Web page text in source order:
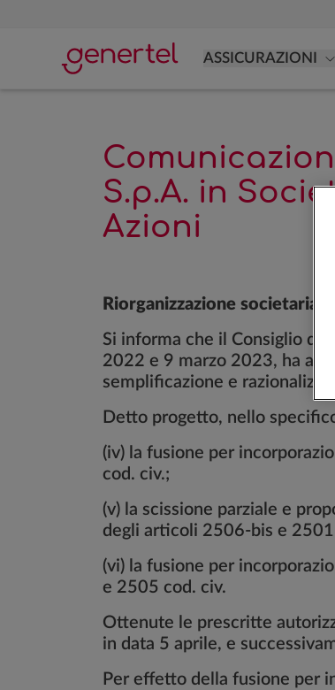
ASSICURAZIONI
S.p.A. in
Azioni
Riorganizzazione societaria
Si informa che il Consiglio di
2022 e 9 marzo 2023, ha
semplificazione e
Detto progetto, nello
(iv) la fusione per
cod. civ.;
(v) la scissione parziale e
degli articoli 2506-bis e
(vi) la fusione per
e 2505 cod. civ.
Ottenute le prescritte
in data 5 aprile, e
Per effetto della fusione per